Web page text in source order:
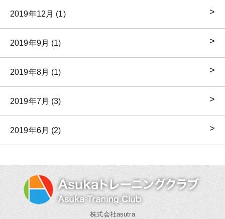
2019年12月 (1)
2019年9月 (1)
2019年8月 (1)
2019年7月 (3)
2019年6月 (2)
株式会社asutra